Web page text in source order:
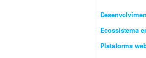
Ecossistema
Plataforma